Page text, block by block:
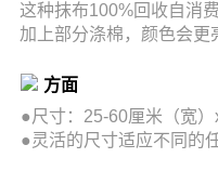
这种抹布100%回收自消
加上部分涤棉，颜色会更
方面
●尺寸：25-60厘米（宽）
●灵活的尺寸适应不同的